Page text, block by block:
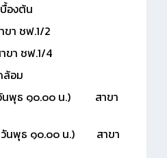
องต้น
า ชฟ.1/2
า ชฟ.1/4
ล้อม
นพุธ ๑๐.๐๐ น.) สาขา
วันพุธ ๑๐.๐๐ น.) สาขา